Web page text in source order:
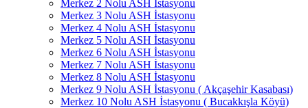
Merkez 2 Nolu ASH İstasyonu
Merkez 3 Nolu ASH İstasyonu
Merkez 4 Nolu ASH İstasyonu
Merkez 5 Nolu ASH İstasyonu
Merkez 6 Nolu ASH İstasyonu
Merkez 7 Nolu ASH İstasyonu
Merkez 8 Nolu ASH İstasyonu
Merkez 9 Nolu ASH İstasyonu ( Akçaşehir Kasabası)
Merkez 10 Nolu ASH İstasyonu ( Bucakkışla Köyü)